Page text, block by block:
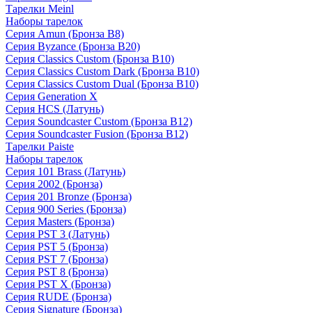
Тарелки Meinl
Наборы тарелок
Серия Amun (Бронза B8)
Серия Byzance (Бронза B20)
Серия Classics Custom (Бронза B10)
Серия Classics Custom Dark (Бронза B10)
Серия Classics Custom Dual (Бронза B10)
Серия Generation X
Серия HCS (Латунь)
Серия Soundcaster Custom (Бронза B12)
Серия Soundcaster Fusion (Бронза B12)
Тарелки Paiste
Наборы тарелок
Серия 101 Brass (Латунь)
Серия 2002 (Бронза)
Серия 201 Bronze (Бронза)
Серия 900 Series (Бронза)
Серия Masters (Бронза)
Серия PST 3 (Латунь)
Серия PST 5 (Бронза)
Серия PST 7 (Бронза)
Серия PST 8 (Бронза)
Серия PST X (Бронза)
Серия RUDE (Бронза)
Серия Signature (Бронза)